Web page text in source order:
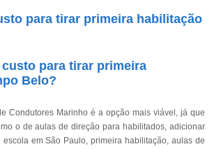
para tirar primeira habilitação
para tirar primeira
Belo?
Condutores Marinho é a opção mais viável, já que
o de aulas de direção para habilitados, adicionar
em São Paulo, primeira habilitação, aulas de